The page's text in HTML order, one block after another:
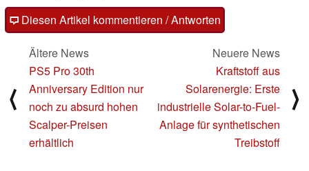
Diesen Artikel kommentieren / Antworten
⟨
Ältere News
PS5 Pro 30th
Anniversary Edition nur
noch zu absurd hohen
Scalper-Preisen
erhältlich
Neuere News
Kraftstoff aus
Solarenergie: Erste
industrielle Solar-to-Fuel-
Anlage für synthetischen
Treibstoff
⟩